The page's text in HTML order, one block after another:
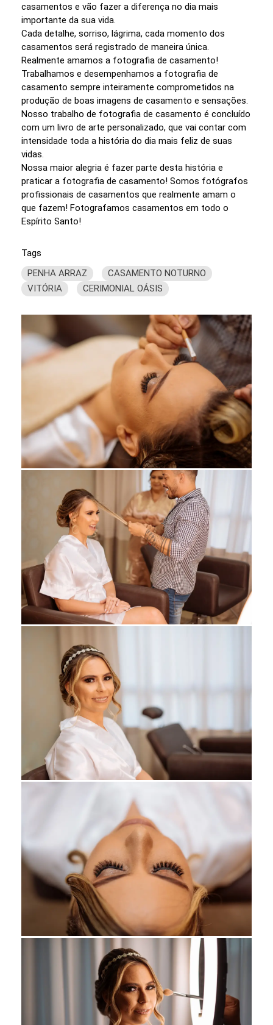
casamentos e vão fazer a diferença no dia mais
importante da sua vida.
Cada detalhe, sorriso, lágrima, cada momento dos
casamentos será registrado de maneira única.
Realmente amamos a fotografia de casamento!
Trabalhamos e desempenhamos a fotografia de
casamento sempre inteiramente comprometidos na
produção de boas imagens de casamento e sensações.
Nosso trabalho de fotografia de casamento é concluído
com um livro de arte personalizado, que vai contar com
intensidade toda a história do dia mais feliz de suas
vidas.
Nossa maior alegria é fazer parte desta história e
praticar a fotografia de casamento! Somos fotógrafos
profissionais de casamentos que realmente amam o
que fazem! Fotografamos casamentos em todo o
Espírito Santo!
Tags
PENHA ARRAZ
CASAMENTO NOTURNO
VITÓRIA
CERIMONIAL OÁSIS